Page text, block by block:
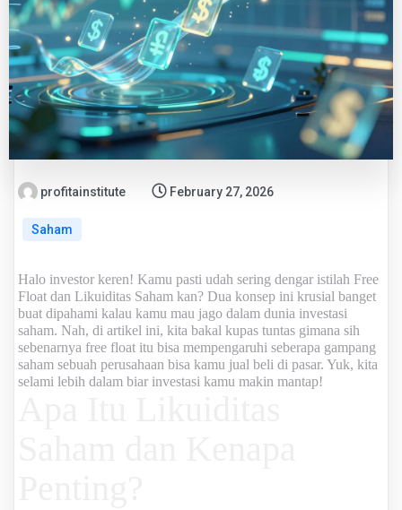
profitainstitute February 27, 2026
Saham
Halo investor keren! Kamu pasti udah sering dengar istilah Free
Float dan Likuiditas Saham kan? Dua konsep ini krusial banget
buat dipahami kalau kamu mau jago dalam dunia investasi
saham. Nah, di artikel ini, kita bakal kupas tuntas gimana sih
sebenarnya free float itu bisa mempengaruhi seberapa gampang
saham sebuah perusahaan bisa kamu jual beli di pasar. Yuk, kita
selami lebih dalam biar investasi kamu makin mantap!